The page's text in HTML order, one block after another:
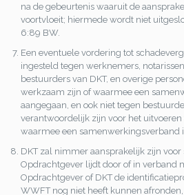
na de gebeurtenis waaruit de
voortvloeit; hiermede wordt niet
6:89 BW.
Een eventuele vordering tot
ingesteld tegen werknemers,
bestuurders van DKT, en overige
werkzaam zijn of waarmee een
aangegaan, en ook niet tegen
verantwoordelijk zijn voor het
waarmee een samenwerkingsverband
DKT zal nimmer aansprakelijk zijn voor
Opdrachtgever lijdt door of in verband
Opdrachtgever of DKT de
WWFT nog niet heeft kunnen